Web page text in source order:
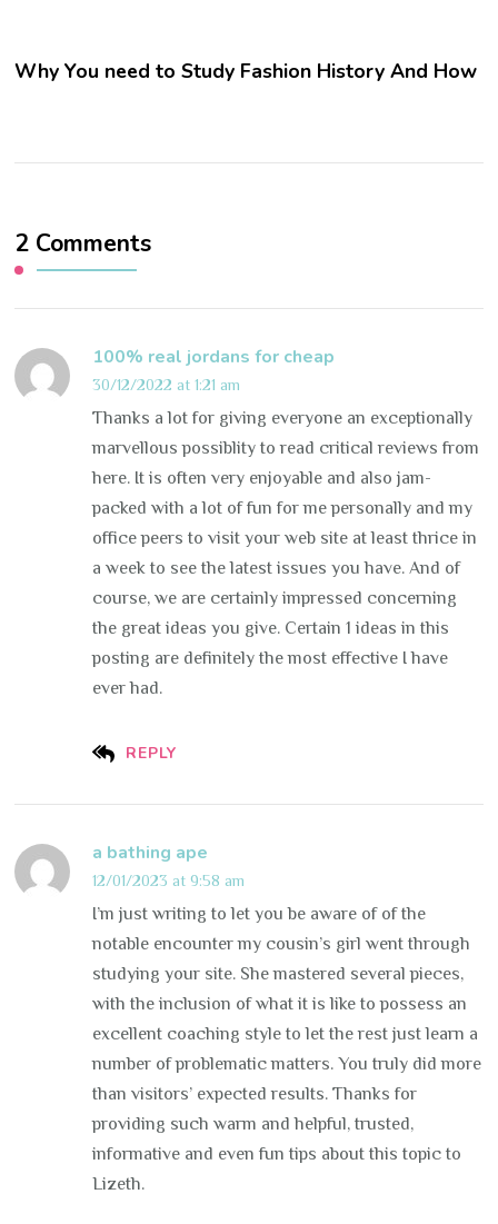
Why You need to Study Fashion History And How
2 Comments
100% real jordans for cheap
30/12/2022 at 1:21 am
REPLY
Thanks a lot for giving everyone an exceptionally
marvellous possiblity to read critical reviews from
here. It is often very enjoyable and also jam-
packed with a lot of fun for me personally and my
office peers to visit your web site at least thrice in
a week to see the latest issues you have. And of
course, we are certainly impressed concerning
the great ideas you give. Certain 1 ideas in this
posting are definitely the most effective I have
ever had.
a bathing ape
12/01/2023 at 9:58 am
I’m just writing to let you be aware of of the
notable encounter my cousin’s girl went through
studying your site. She mastered several pieces,
with the inclusion of what it is like to possess an
excellent coaching style to let the rest just learn a
number of problematic matters. You truly did more
than visitors’ expected results. Thanks for
providing such warm and helpful, trusted,
informative and even fun tips about this topic to
Lizeth.